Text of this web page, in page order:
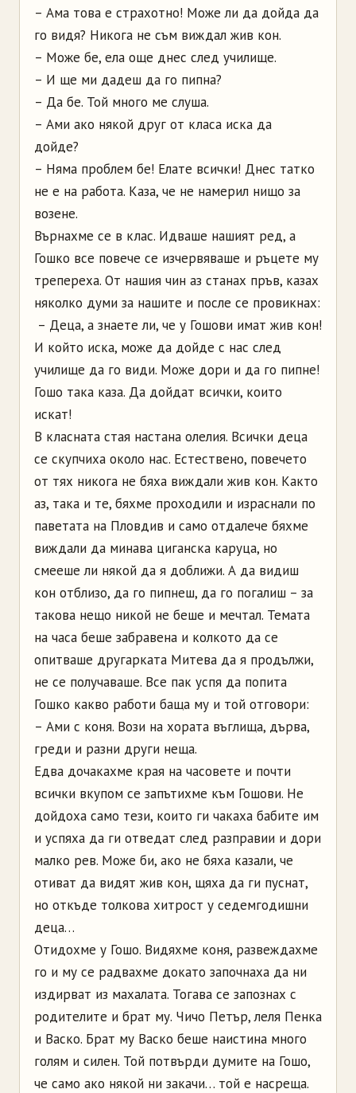
– Ама това е страхотно! Може ли да дойда да
го видя? Никога не съм виждал жив кон.
– Може бе, ела още днес след училище.
– И ще ми дадеш да го пипна?
– Да бе. Той много ме слуша.
– Ами ако някой друг от класа иска да
дойде?
– Няма проблем бе! Елате всички! Днес татко
не е на работа. Каза, че не намерил нищо за
возене.
Върнахме се в клас. Идваше нашият ред, а
Гошко все повече се изчервяваше и ръцете му
трепереха. От нашия чин аз станах пръв, казах
няколко думи за нашите и после се провикнах:
– Деца, а знаете ли, че у Гошови имат жив кон!
И който иска, може да дойде с нас след
училище да го види. Може дори и да го пипне!
Гошо така каза. Да дойдат всички, които
искат!
В класната стая настана олелия. Всички деца
се скупчиха около нас. Естествено, повечето
от тях никога не бяха виждали жив кон. Както
аз, така и те, бяхме проходили и израснали по
паветата на Пловдив и само отдалече бяхме
виждали да минава циганска каруца, но
смееше ли някой да я доближи. А да видиш
кон отблизо, да го пипнеш, да го погалиш – за
такова нещо никой не беше и мечтал. Темата
на часа беше забравена и колкото да се
опитваше другарката Митева да я продължи,
не се получаваше. Все пак успя да попита
Гошко какво работи баща му и той отговори:
– Ами с коня. Вози на хората въглища, дърва,
греди и разни други неща.
Едва дочакахме края на часовете и почти
всички вкупом се запътихме към Гошови. Не
дойдоха само тези, които ги чакаха бабите им
и успяха да ги отведат след разправии и дори
малко рев. Може би, ако не бяха казали, че
отиват да видят жив кон, щяха да ги пуснат,
но откъде толкова хитрост у седемгодишни
деца…
Отидохме у Гошо. Видяхме коня, развеждахме
го и му се радвахме докато започнаха да ни
издирват из махалата. Тогава се запознах с
родителите и брат му. Чичо Петър, леля Пенка
и Васко. Брат му Васко беше наистина много
голям и силен. Той потвърди думите на Гошо,
че само ако някой ни закачи… той е насреща.